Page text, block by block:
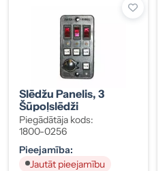
Slēdžu Panelis, 3
Šūpoļslēdži
Piegādātāja kods:
1800-0256
Pieejamība:
Jautāt pieejamību